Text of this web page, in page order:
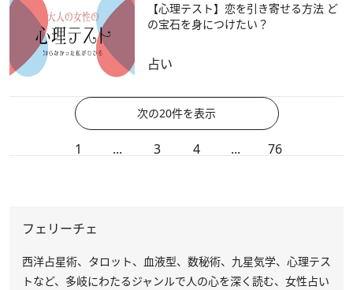
【心理テスト】恋を引き寄せる方法 ど
の宝石を身につけたい？
占い
次の20件を表示
1 ... 3 4 ... 76
フェリーチェ
西洋占星術、タロット、血液型、数秘術、九星気学、心理テス
トなど、多岐にわたるジャンルで人の心を深く読む、女性占い